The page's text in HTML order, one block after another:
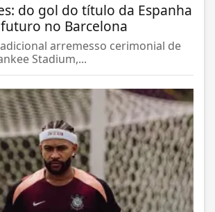
do gol do título da Espanha
no Barcelona
arremesso cerimonial de
Stadium,...